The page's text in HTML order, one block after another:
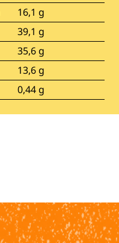
16,1 g
39,1 g
35,6 g
13,6 g
0,44 g